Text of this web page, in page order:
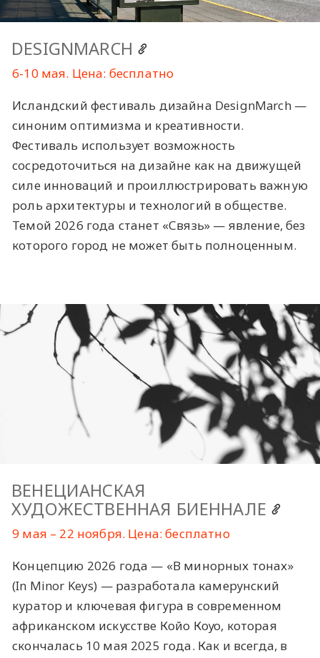
DESIGNMARCH
6-10 мая. Цена: бесплатно
Исландский фестиваль дизайна DesignMarch —
синоним оптимизма и креативности.
Фестиваль использует возможность
сосредоточиться на дизайне как на движущей
силе инноваций и проиллюстрировать важную
роль архитектуры и технологий в обществе.
Темой 2026 года станет «Связь» — явление, без
которого город не может быть полноценным.
ВЕНЕЦИАНСКАЯ
ХУДОЖЕСТВЕННАЯ БИЕННАЛЕ
9 мая – 22 ноября. Цена: бесплатно
Концепцию 2026 года — «В минорных тонах»
(In Minor Keys) — разработала камерунский
куратор и ключевая фигура в современном
африканском искусстве Койо Коуо, которая
скончалась 10 мая 2025 года. Как и всегда, в